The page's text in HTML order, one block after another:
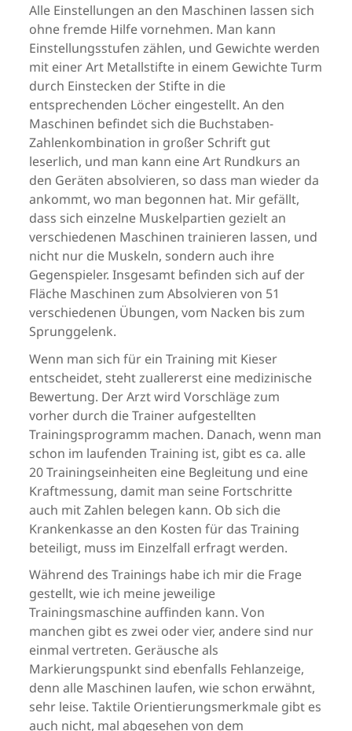
Alle Einstellungen an den Maschinen lassen sich
ohne fremde Hilfe vornehmen. Man kann
Einstellungsstufen zählen, und Gewichte werden
mit einer Art Metallstifte in einem Gewichte Turm
durch Einstecken der Stifte in die
entsprechenden Löcher eingestellt. An den
Maschinen befindet sich die Buchstaben-
Zahlenkombination in großer Schrift gut
leserlich, und man kann eine Art Rundkurs an
den Geräten absolvieren, so dass man wieder da
ankommt, wo man begonnen hat. Mir gefällt,
dass sich einzelne Muskelpartien gezielt an
verschiedenen Maschinen trainieren lassen, und
nicht nur die Muskeln, sondern auch ihre
Gegenspieler. Insgesamt befinden sich auf der
Fläche Maschinen zum Absolvieren von 51
verschiedenen Übungen, vom Nacken bis zum
Sprunggelenk.
Wenn man sich für ein Training mit Kieser
entscheidet, steht zuallererst eine medizinische
Bewertung. Der Arzt wird Vorschläge zum
vorher durch die Trainer aufgestellten
Trainingsprogramm machen. Danach, wenn man
schon im laufenden Training ist, gibt es ca. alle
20 Trainingseinheiten eine Begleitung und eine
Kraftmessung, damit man seine Fortschritte
auch mit Zahlen belegen kann. Ob sich die
Krankenkasse an den Kosten für das Training
beteiligt, muss im Einzelfall erfragt werden.
Während des Trainings habe ich mir die Frage
gestellt, wie ich meine jeweilige
Trainingsmaschine auffinden kann. Von
manchen gibt es zwei oder vier, andere sind nur
einmal vertreten. Geräusche als
Markierungspunkt sind ebenfalls Fehlanzeige,
denn alle Maschinen laufen, wie schon erwähnt,
sehr leise. Taktile Orientierungsmerkmale gibt es
auch nicht, mal abgesehen von dem